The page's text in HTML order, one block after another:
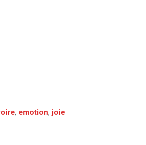
, emotion, joie